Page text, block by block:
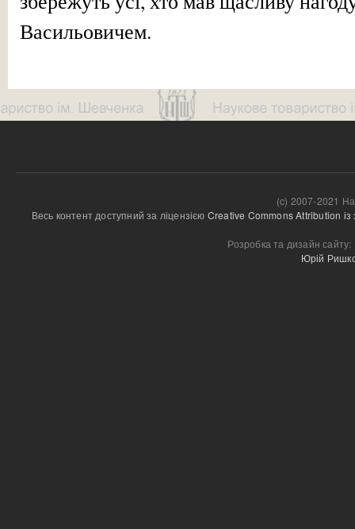
Васильовичем.
(c) 2007-2021
Весь контент доступний за ліцензією Creative Commons Attribution
Розробка та дизайн сайту:
Юрій